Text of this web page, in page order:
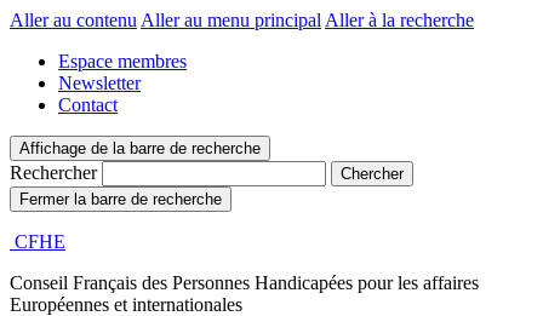
Aller au contenu Aller au menu principal Aller à la recherche
Espace membres
Newsletter
Contact
Affichage de la barre de recherche
Rechercher
Fermer la barre de recherche
CFHE
Conseil Français des Personnes Handicapées pour les affaires
Européennes et internationales